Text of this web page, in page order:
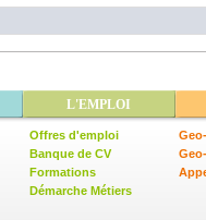
L'EMPLOI
Offres d'emploi
Banque de CV
Formations
Démarche Métiers